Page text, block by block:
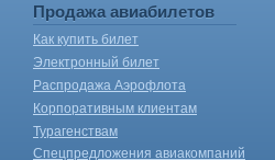
Продажа авиабилетов
Как купить билет
Электронный билет
Распродажа Аэрофлота
Корпоративным клиентам
Турагенствам
Спецпредложения авиакомпаний